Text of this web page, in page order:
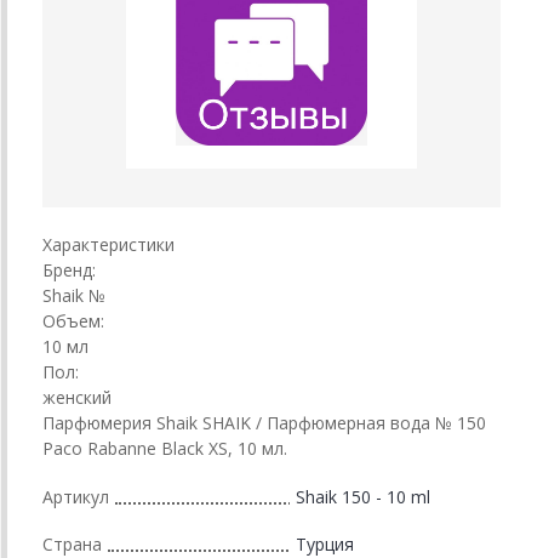
Характеристики
Бренд:
Shaik №
Объем:
10 мл
Пол:
женский
Парфюмерия Shaik SHAIK / Парфюмерная вода № 150
Paco Rabanne Black XS, 10 мл.
Артикул Shaik 150 - 10 ml
Страна Турция